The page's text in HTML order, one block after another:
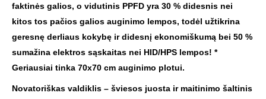
faktinės galios, o vidutinis PPFD yra 30 % didesnis nei
kitos tos pačios galios auginimo lempos, todėl užtikrina
geresnę derliaus kokybę ir didesnį ekonomiškumą bei 50 %
sumažina elektros sąskaitas nei HID/HPS lempos! *
Geriausiai tinka 70x70 cm auginimo plotui.
Novatoriškas valdiklis – šviesos juosta ir maitinimo šaltinis